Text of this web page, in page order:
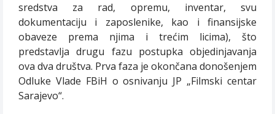
sredstva za rad, opremu, inventar, svu
dokumentaciju i zaposlenike, kao i finansijske
obaveze prema njima i trećim licima), što
predstavlja drugu fazu postupka objedinjavanja
ova dva društva. Prva faza je okončana donošenjem
Odluke Vlade FBiH o osnivanju JP „Filmski centar
Sarajevo“.